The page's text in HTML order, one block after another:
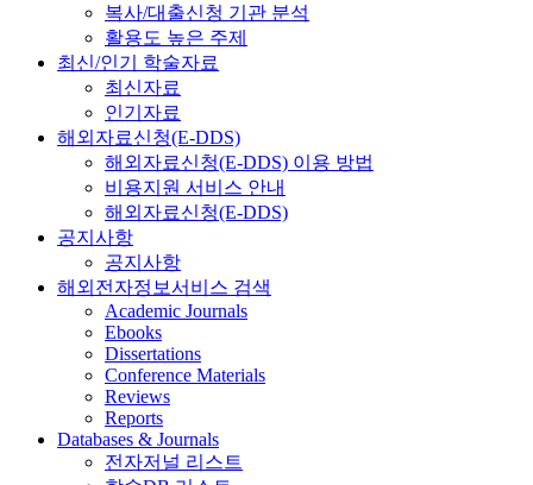
복사/대출신청 기관 분석
활용도 높은 주제
최신/인기 학술자료
최신자료
인기자료
해외자료신청(E-DDS)
해외자료신청(E-DDS) 이용 방법
비용지원 서비스 안내
해외자료신청(E-DDS)
공지사항
공지사항
해외전자정보서비스 검색
Academic Journals
Ebooks
Dissertations
Conference Materials
Reviews
Reports
Databases & Journals
전자저널 리스트